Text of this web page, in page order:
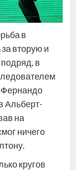
в
вторую и
в
Альберт-
на
ничего
кругов